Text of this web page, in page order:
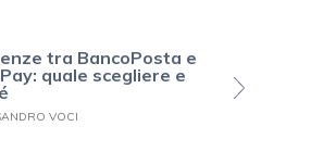
tra BancoPosta e
quale scegliere e
VOCI